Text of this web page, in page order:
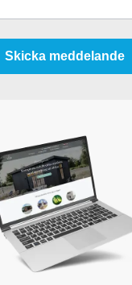
Skicka meddelande